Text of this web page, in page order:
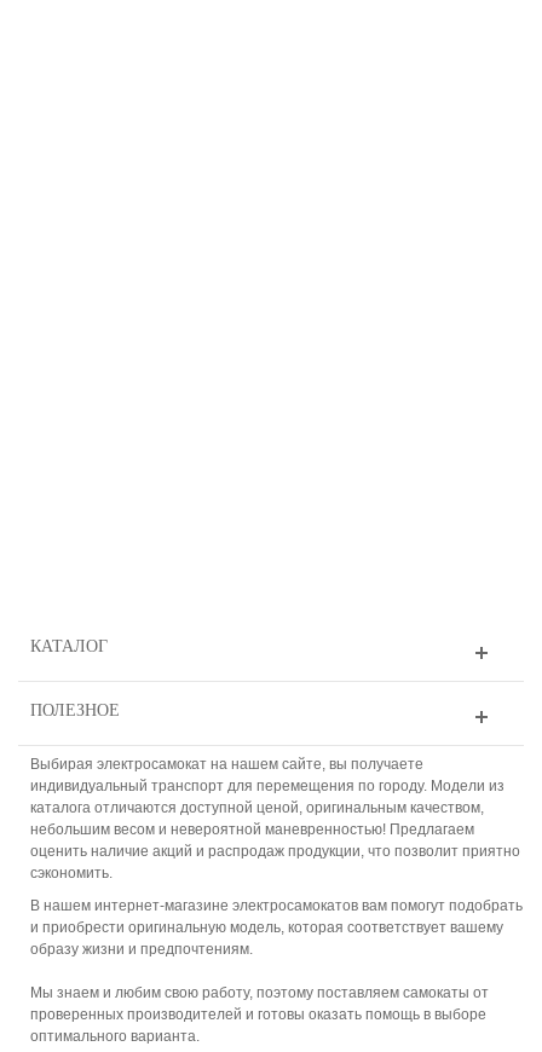
КАТАЛОГ
ПОЛЕЗНОЕ
Выбирая электросамокат на нашем сайте, вы получаете
индивидуальный транспорт для перемещения по городу. Модели из
каталога отличаются доступной ценой, оригинальным качеством,
небольшим весом и невероятной маневренностью! Предлагаем
оценить наличие акций и распродаж продукции, что позволит приятно
сэкономить.
В нашем интернет-магазине электросамокатов вам помогут подобрать
и приобрести оригинальную модель, которая соответствует вашему
образу жизни и предпочтениям.
Мы знаем и любим свою работу, поэтому поставляем самокаты от
проверенных производителей и готовы оказать помощь в выборе
оптимального варианта.